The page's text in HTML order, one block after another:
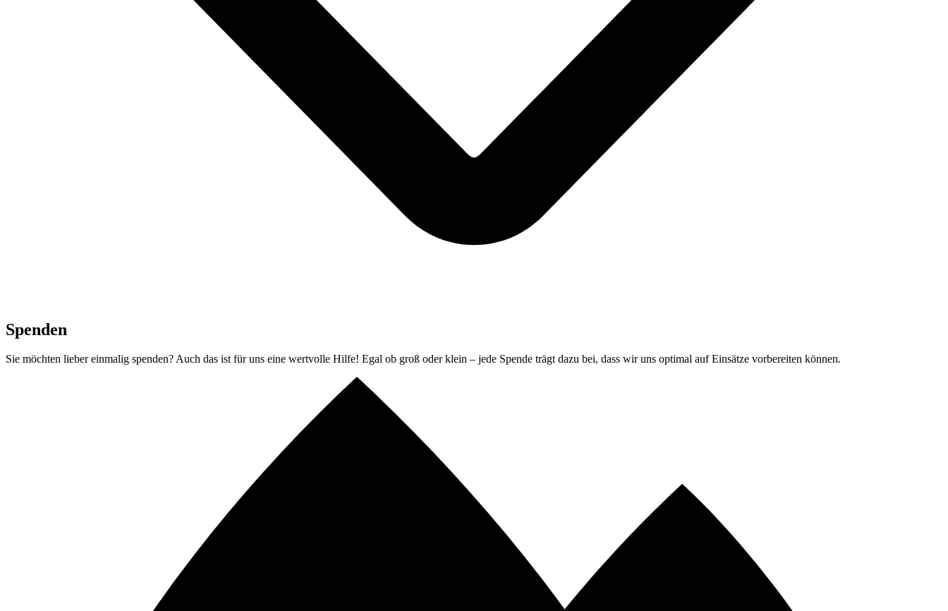
Spenden
Sie möchten lieber einmalig spenden? Auch das ist für uns eine wertvolle Hilfe! Egal ob groß oder klein – jede Spende trägt dazu bei, dass wir uns optimal auf Einsätze vorbereiten können.